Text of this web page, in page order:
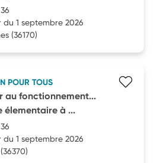
du 1 septembre 2026
(36170)
POUR TOUS
au fonctionnement...
élementaire à ...
du 1 septembre 2026
(36370)